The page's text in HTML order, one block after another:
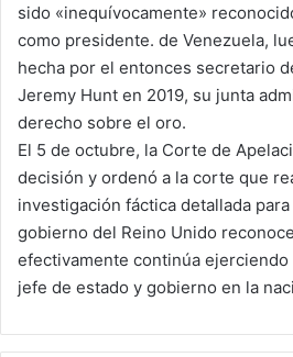
sido «inequívocamente»
como presidente. de Venezuela,
hecha por el entonces secretario
Jeremy Hunt en 2019, su junta
derecho sobre el oro.
El 5 de octubre, la Corte de
decisión y ordenó a la corte que
investigación fáctica detallada
gobierno del Reino Unido
efectivamente continúa
jefe de estado y gobierno en la